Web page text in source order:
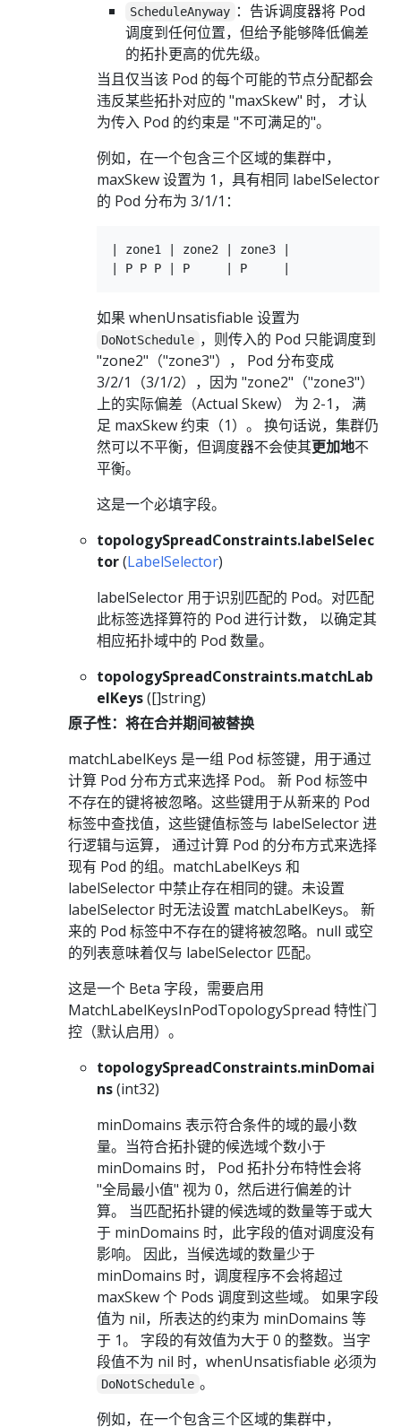
ScheduleAnyway ：告诉调度器将 Pod
调度到任何位置，但给予能够降低偏差
的拓扑更高的优先级。
当且仅当该 Pod 的每个可能的节点分配都会
违反某些拓扑对应的 "maxSkew" 时， 才认
为传入 Pod 的约束是 "不可满足的"。
例如，在一个包含三个区域的集群中，
maxSkew 设置为 1，具有相同 labelSelector
的 Pod 分布为 3/1/1：
| zone1 | zone2 | zone3 |
如果 whenUnsatisfiable 设置为
DoNotSchedule ，则传入的 Pod 只能调度到
"zone2"（"zone3"）， Pod 分布变成
3/2/1（3/1/2），因为 "zone2"（"zone3"）
上的实际偏差（Actual Skew） 为 2-1， 满
足 maxSkew 约束（1）。 换句话说，集群仍
然可以不平衡，但调度器不会使其更加地不
平衡。
这是一个必填字段。
topologySpreadConstraints.labelSelec
tor(LabelSelector)
labelSelector 用于识别匹配的 Pod。对匹配
此标签选择算符的 Pod 进行计数， 以确定其
相应拓扑域中的 Pod 数量。
topologySpreadConstraints.matchLab
elKeys([]string)
原子性：将在合并期间被替换
matchLabelKeys 是一组 Pod 标签键，用于通过
计算 Pod 分布方式来选择 Pod。 新 Pod 标签中
不存在的键将被忽略。这些键用于从新来的 Pod
标签中查找值，这些键值标签与 labelSelector 进
行逻辑与运算， 通过计算 Pod 的分布方式来选择
现有 Pod 的组。matchLabelKeys 和
labelSelector 中禁止存在相同的键。未设置
labelSelector 时无法设置 matchLabelKeys。 新
来的 Pod 标签中不存在的键将被忽略。null 或空
的列表意味着仅与 labelSelector 匹配。
这是一个 Beta 字段，需要启用
MatchLabelKeysInPodTopologySpread 特性门
控（默认启用）。
topologySpreadConstraints.minDomai
ns(int32)
minDomains 表示符合条件的域的最小数
量。当符合拓扑键的候选域个数小于
minDomains 时， Pod 拓扑分布特性会将
"全局最小值" 视为 0，然后进行偏差的计
算。 当匹配拓扑键的候选域的数量等于或大
于 minDomains 时，此字段的值对调度没有
影响。 因此，当候选域的数量少于
minDomains 时，调度程序不会将超过
maxSkew 个 Pods 调度到这些域。 如果字段
值为 nil，所表达的约束为 minDomains 等
于 1。 字段的有效值为大于 0 的整数。当字
段值不为 nil 时，whenUnsatisfiable 必须为
DoNotSchedule 。
例如，在一个包含三个区域的集群中，